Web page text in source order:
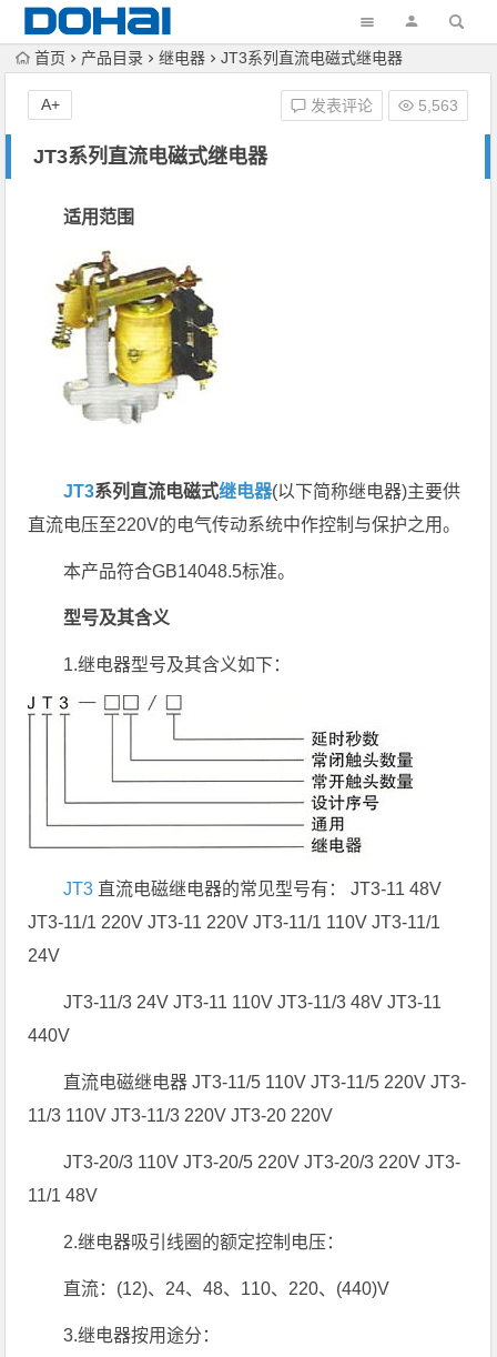
首页 产品目录 继电器 JT3系列直流电磁式继电器
JT3系列直流电磁式继电器
发表评论 5,563
A+
适用范围
JT3系列直流电磁式继电器(以下简称继电器)主要供
直流电压至220V的电气传动系统中作控制与保护之用。
本产品符合GB14048.5标准。
型号及其含义
1.继电器型号及其含义如下：
JT3 直流电磁继电器的常见型号有： JT3-11 48V
JT3-11/1 220V JT3-11 220V JT3-11/1 110V JT3-11/1
24V
JT3-11/3 24V JT3-11 110V JT3-11/3 48V JT3-11
440V
直流电磁继电器 JT3-11/5 110V JT3-11/5 220V JT3-
11/3 110V JT3-11/3 220V JT3-20 220V
JT3-20/3 110V JT3-20/5 220V JT3-20/3 220V JT3-
11/1 48V
2.继电器吸引线圈的额定控制电压：
直流：(12)、24、48、110、220、(440)V
3.继电器按用途分：